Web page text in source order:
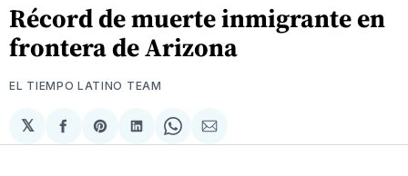
Récord de muerte inmigrante en
frontera de Arizona
EL TIEMPO LATINO TEAM
𝕏
Compartir
en
Share
on
Compartir
en
Share
on
Compartir
via